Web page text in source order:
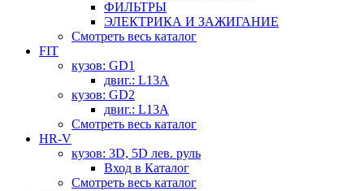
ФИЛЬТРЫ
ЭЛЕКТРИКА И ЗАЖИГАНИЕ
Смотреть весь каталог
FIT
кузов: GD1
двиг.: L13A
кузов: GD2
двиг.: L13A
Смотреть весь каталог
HR-V
кузов: 3D, 5D лев. руль
Вход в Каталог
Смотреть весь каталог